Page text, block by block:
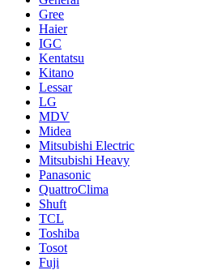
Gree
Haier
IGC
Kentatsu
Kitano
Lessar
LG
MDV
Midea
Mitsubishi Electric
Mitsubishi Heavy
Panasonic
QuattroClima
Shuft
TCL
Toshiba
Tosot
Fuji